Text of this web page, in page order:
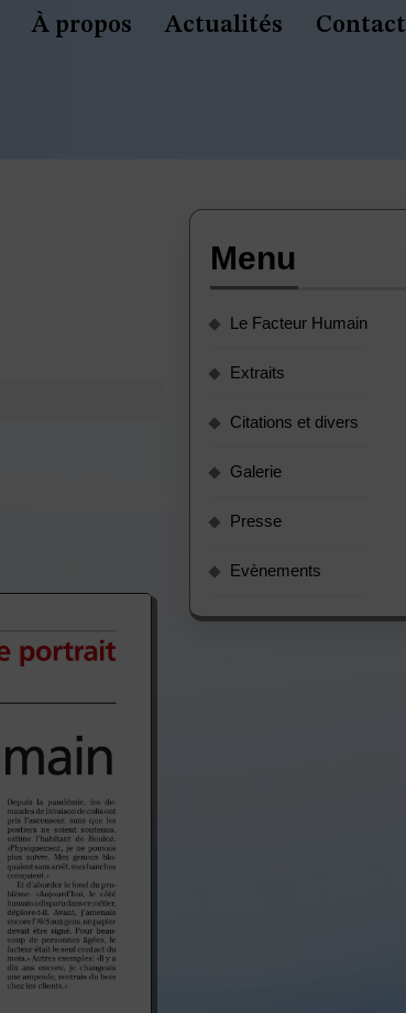
À propos Actualités Contact
Menu
Le Facteur Humain
Extraits
Citations et divers
Galerie
Presse
Evènements